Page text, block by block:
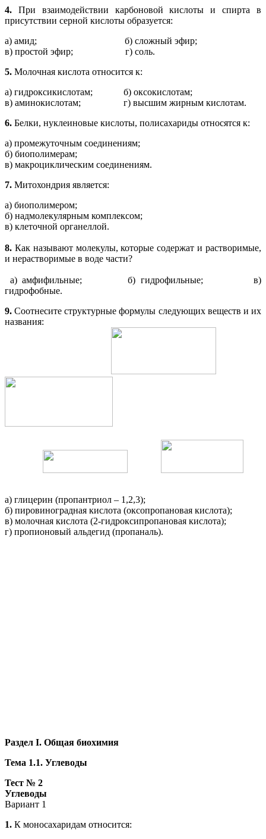
4. При взаимодействии карбоновой кислоты и спирта в
присутствии серной кислоты образуется:
а) амид; б) сложный эфир;
в) простой эфир; г) соль.
5. Молочная кислота относится к:
а) гидроксикислотам; б) оксокислотам;
в) аминокислотам; г) высшим жирным кислотам.
6. Белки, нуклеиновые кислоты, полисахариды относятся к:
а) промежуточным соединениям;
б) биополимерам;
в) макроциклическим соединениям.
7. Митохондрия является:
а) биополимером;
б) надмолекулярным комплексом;
в) клеточной органеллой.
8. Как называют молекулы, которые содержат и растворимые,
и нерастворимые в воде части?
а) амфифильные; б) гидрофильные; в)
гидрофобные.
9. Соотнесите структурные формулы следующих веществ и их
названия:
а) глицерин (пропантриол – 1,2,3);
б) пировиноградная кислота (оксопропановая кислота);
в) молочная кислота (2-гидроксипропановая кислота);
г) пропионовый альдегид (пропаналь).
Раздел I. Общая биохимия
Тема 1.1. Углеводы
Тест № 2
Углеводы
Вариант 1
1. К моносахаридам относится: